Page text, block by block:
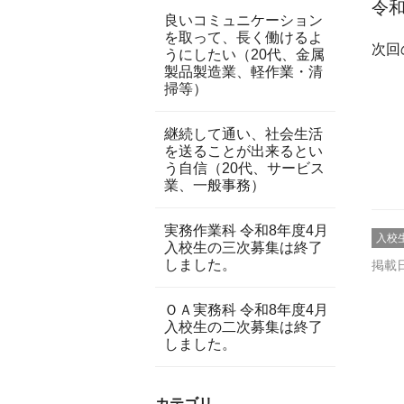
令
次
入校
掲載
良いコミュニケーション
を取って、長く働けるよ
うにしたい（20代、金属
製品製造業、軽作業・清
掃等）
継続して通い、社会生活
を送ることが出来るとい
う自信（20代、サービス
業、一般事務）
実務作業科 令和8年度4月
入校生の三次募集は終了
しました。
ＯＡ実務科 令和8年度4月
入校生の二次募集は終了
しました。